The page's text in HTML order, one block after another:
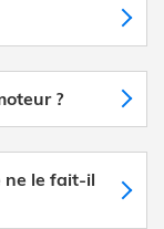
?
ne le fait-il